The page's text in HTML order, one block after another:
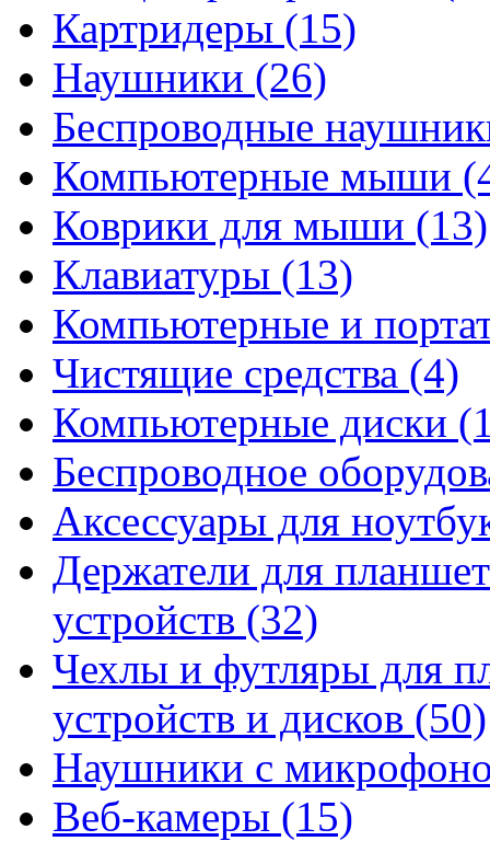
Картридеры (15)
Наушники (26)
Беспроводные
Компьютерные мыши
Коврики для мыши (13)
Клавиатуры (13)
Компьютерные и
Чистящие средства (4)
Компьютерные диски
Беспроводное
Аксессуары для
Держатели для
устройств (32)
Чехлы и футляры для
устройств и дисков (50)
Наушники с
Веб-камеры (15)